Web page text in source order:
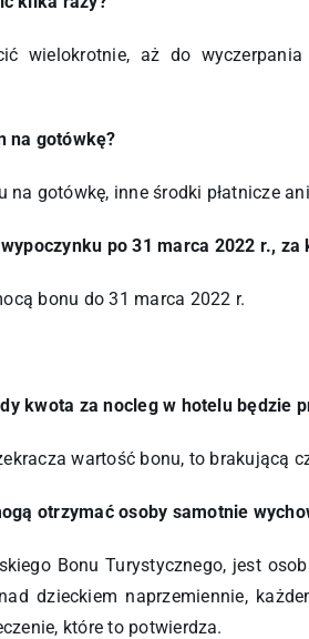
wielokrotnie, aż do
na gotówkę?
na gotówkę, inne środki płatnicze
po 31 marca 2022 r., za
bonu do 31 marca 2022 r.
kwota za nocleg w hotelu będzie
wartość bonu, to brakującą
otrzymać osoby samotnie
Bonu Turystycznego, jest
dzieckiem naprzemiennie,
które to potwierdza.